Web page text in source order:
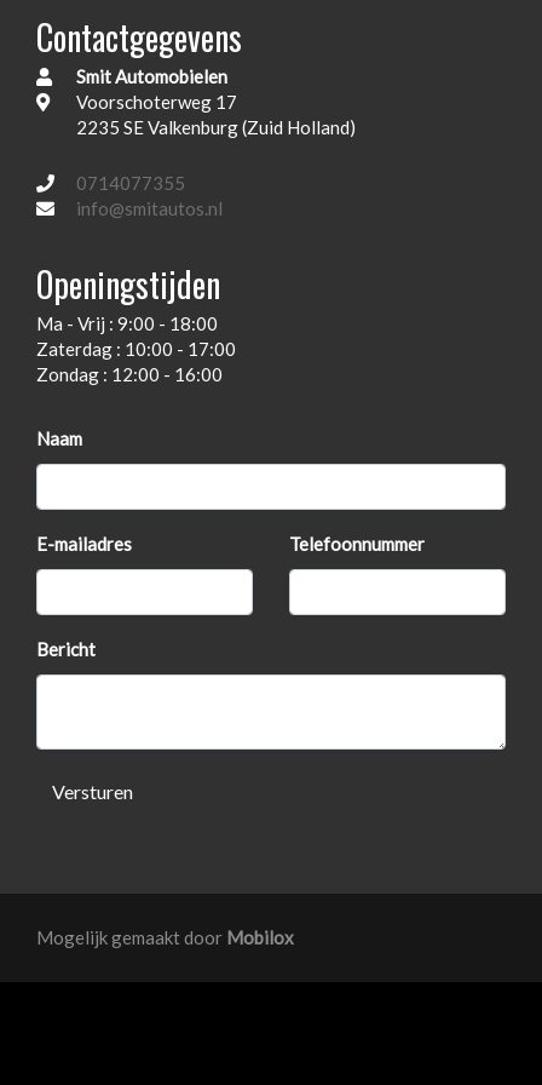
Xenon verlichting
Zij airbag(s) voor
Exterieur
Buitenspiegels elektrisch verstel- en verwarmbaar
Dimlichten automatisch
Elektrisch bedienbare achterklep
Getint glas
Mistlampen voor
Parkeersensor voor en achter
Interieur
Achterbank in delen neerklapbaar
Airco
Elektrisch verstelb. bestuurdersstoel met
Stuurbekrachtiging
Voorstoelen verwarmd
Contactgegevens
Smit Automobielen
Voorschoterweg 17
2235 SE Valkenburg (Zuid Holland)
0714077355
info@smitautos.nl
Openingstijden
Ma - Vrij : 9:00 - 18:00
Zaterdag : 10:00 - 17:00
Zondag : 12:00 - 16:00
Naam
E-mailadres Telefoonnummer
Bericht
Versturen
Mogelijk gemaakt door Mobilox